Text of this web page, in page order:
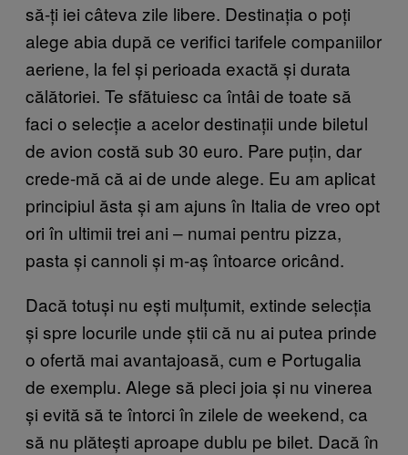
să-ți iei câteva zile libere. Destinația o poți
alege abia după ce verifici tarifele companiilor
aeriene, la fel și perioada exactă și durata
călătoriei. Te sfătuiesc ca întâi de toate să
faci o selecție a acelor destinații unde biletul
de avion costă sub 30 euro. Pare puțin, dar
crede-mă că ai de unde alege. Eu am aplicat
principiul ăsta și am ajuns în Italia de vreo opt
ori în ultimii trei ani – numai pentru pizza,
pasta și cannoli și m-aș întoarce oricând.
Dacă totuși nu ești mulțumit, extinde selecția
și spre locurile unde știi că nu ai putea prinde
o ofertă mai avantajoasă, cum e Portugalia
de exemplu. Alege să pleci joia și nu vinerea
și evită să te întorci în zilele de weekend, ca
să nu plătești aproape dublu pe bilet. Dacă în